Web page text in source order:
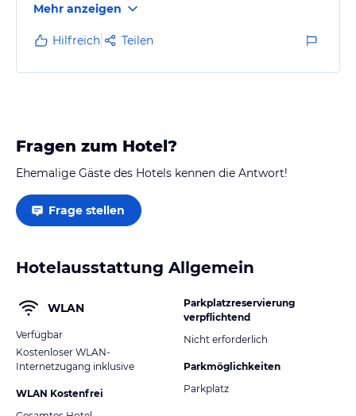
die umliegenden Berge. Es hat uns sehr gut gefallen
und wir kommen gerne wieder!
Mehr anzeigen
Hilfreich Teilen
Fragen zum Hotel?
Ehemalige Gäste des Hotels kennen die Antwort!
Frage stellen
Hotelausstattung Allgemein
WLAN
Verfügbar
Kostenloser WLAN-
Internetzugang inklusive
WLAN Kostenfrei
Parkplatzreservierung
verpflichtend
Nicht erforderlich
Parkmöglichkeiten
Parkplatz